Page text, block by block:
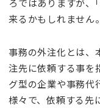
ろではありますが、
来るかもしれません。
事務の外注化とは、
注先に依頼する事を
グ型の企業や事務代
様々で、依頼する先